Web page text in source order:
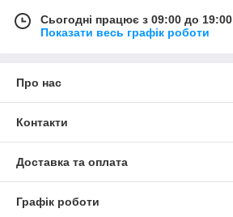
Сьогодні працює з 09:00 до 19:00
Показати весь графік роботи
Про нас
Контакти
Доставка та оплата
Графік роботи